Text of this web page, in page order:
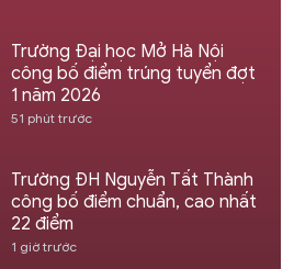
Trường Đại học Mở Hà Nội
công bố điểm trúng tuyển đợt
1 năm 2026
51 phút trước
Trường ĐH Nguyễn Tất Thành
công bố điểm chuẩn, cao nhất
22 điểm
1 giờ trước